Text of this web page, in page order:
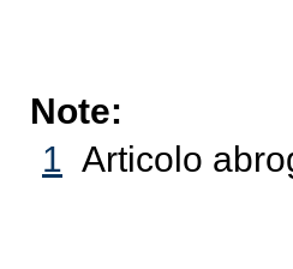
Note:
1 Articolo